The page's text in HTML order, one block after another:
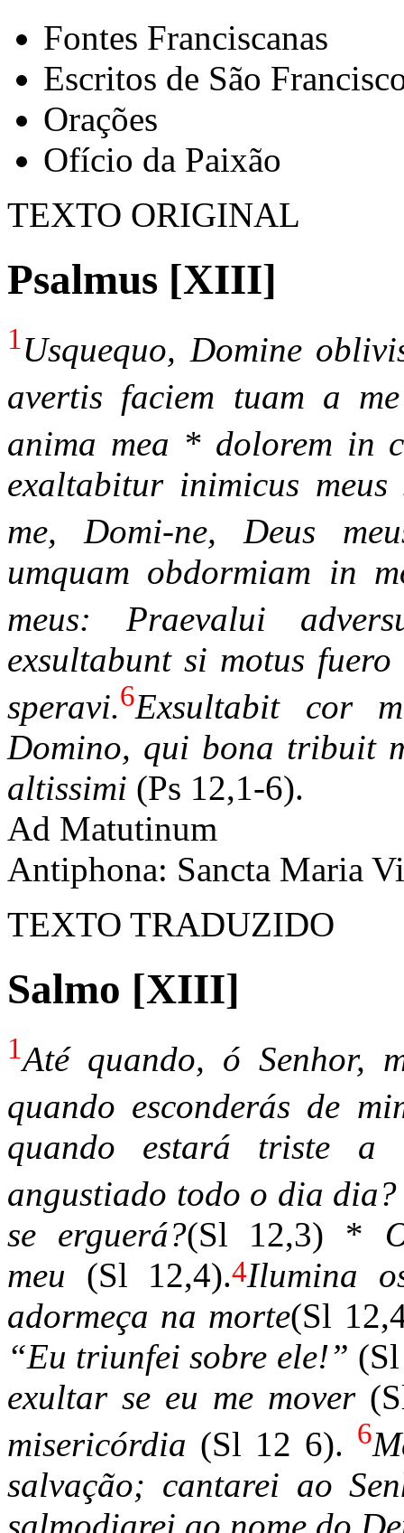
Fontes Franciscanas
Escritos de São
Orações
Ofício da Paixão
TEXTO ORIGINAL
Psalmus [XIII]
1 Usquequo, Domine
avertis faciem tuam a
anima mea * dolorem in
exaltabitur inimicus
me, Domi-ne, Deus
umquam obdormiam in
meus: Praevalui
exsultabunt si motus
speravi.6Exsultabit cor
Domino, qui bona tribuit
altissimi (Ps 12,1-6).
Ad Matutinum
Antiphona: Sancta Maria
TEXTO TRADUZIDO
Salmo [XIII]
1Até quando, ó Senhor,
quando esconderás de
quando estará triste
angustiado todo o dia
se erguerá?(Sl 12,3) *
meu (Sl 12,4).4Ilumina
adormeça na morte(Sl
“Eu triunfei sobre ele!”
exultar se eu me mover
misericórdia (Sl 12 6). 6
salvação; cantarei ao